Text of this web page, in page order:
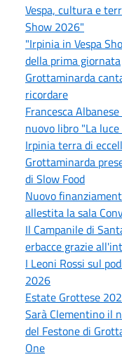
Vespa, cultura e
Show 2026"
"Irpinia in Vespa
della prima giornata
Grottaminarda
ricordare
Francesca
nuovo libro "La
Irpinia terra di
Grottaminarda
di Slow Food
Nuovo
allestita la sala
Il Campanile di
erbacce grazie
I Leoni Rossi sul
2026
Estate Grottese
Sarà Clementino il
del Festone di
One